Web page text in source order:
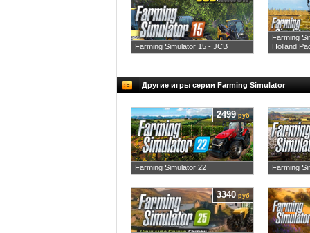
Farming Simulator 15 - JCB
Farming
Holland
Другие игры серии Farming Simulator
Farming Simulator 22
2499руб
Farming
3340 руб